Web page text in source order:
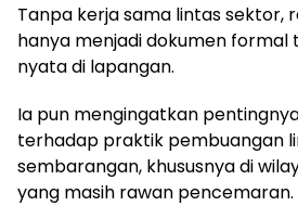
Tanpa kerja sama lintas sektor,
hanya menjadi dokumen
nyata di lapangan.
Ia pun mengingatkan
terhadap praktik pembuangan
sembarangan, khususnya di
yang masih rawan pencemaran.